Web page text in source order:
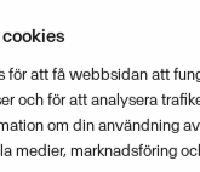
för att få webbsidan att
och för att analysera
om din användning
medier, marknadsföring